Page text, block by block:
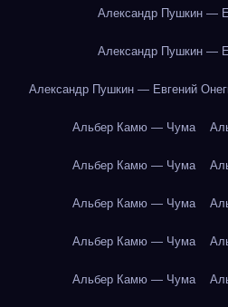
Александр Пушкин —
Александр Пушкин —
Александр Пушкин — Евгений
Альбер Камю — Чума
Альбер Камю — Чума
Альбер Камю — Чума
Альбер Камю — Чума
Альбер Камю — Чума